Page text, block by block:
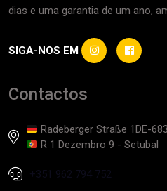
dias e uma garantia de um ano,
SIGA-NOS EM
Contactos
Radeberger Straße 1DE-
R 1 Dezembro 9 - Setubal
+351 962 794 752